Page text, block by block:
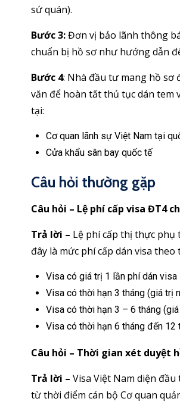
sứ quán).
Bước 3:Đơn vị bảo lãnh thông
chuẩn bị hồ sơ như hướng dẫn
Bước 4: Nhà đầu tư mang hồ sơ
văn để hoàn tất thủ tục dán tem
tại:
Cơ quan lãnh sự Việt Nam tại
Cửa khẩu sân bay quốc tế
Câu hỏi thường gặp
Câu hỏi – Lệ phí cấp visa ĐT4
Trả lời – Lệ phí cấp thị thực phụ
đây là mức phí cấp dán visa
Visa có giá trị 1 lần phí dán visa
Visa có thời hạn 3 tháng (giá trị
Visa có thời hạn 3 – 6 tháng
Visa có thời hạn 6 tháng đến 12
Câu hỏi – Thời gian xét duyệt
Trả lời – Visa Việt Nam diện
từ thời điểm cán bộ Cơ quan